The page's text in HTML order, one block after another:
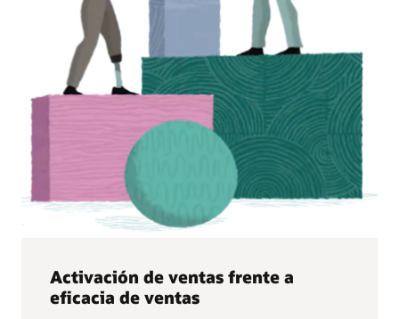
Activación de ventas frente a
eficacia de ventas